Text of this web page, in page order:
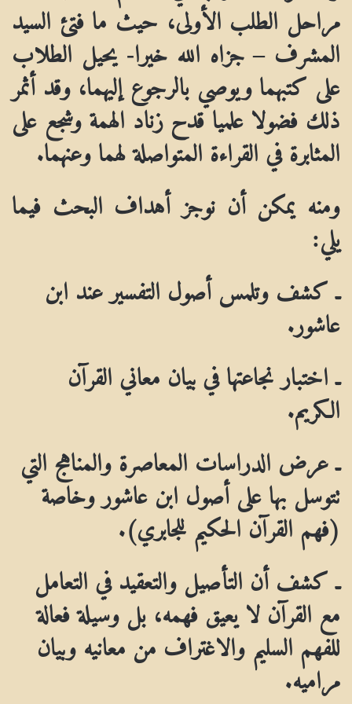
مراحل الطلب الأولى، حيث ما فتئ السيد
المشرف –جزاه الله خيرا- يحيل الطلاب
على كتبهما ويوصي بالرجوع إليهما، وقد أثمر
ذلك فضولا علميا قدح زناد الهمة وشجع على
المثابرة في القراءة المتواصلة لهما وعنهما.
ومنه يمكن أن نوجز أهداف البحث فيما
يلي:
ـ كشف وتلمس أصول التفسير عند ابن
عاشور.
ـ اختبار نجاعتها في بيان معاني القرآن
الكريم.
ـ عرض الدراسات المعاصرة والمناهج التي
تتوسل بها على أصول ابن عاشور وخاصة
(فهم القرآن الحكيم للجابري).
ـ كشف أن التأصيل والتعقيد في التعامل
مع القرآن لا يعيق فهمه، بل وسيلة فعالة
للفهم السليم والاغتراف من معانيه وبيان
مراميه.